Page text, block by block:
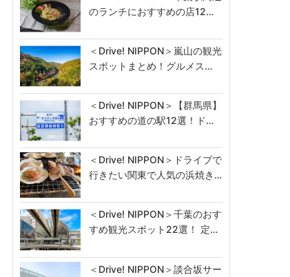
のランチにおすすめの店12…
＜Drive! NIPPON＞嵐山の観光
スポットまとめ！グルメス…
＜Drive! NIPPON＞【群馬県】
おすすめの道の駅12選！ド…
＜Drive! NIPPON＞ドライブで
行きたい関東で人気の浜焼き…
＜Drive! NIPPON＞千葉のおす
すめ観光スポット22選！ 定…
＜Drive! NIPPON＞談合坂サー